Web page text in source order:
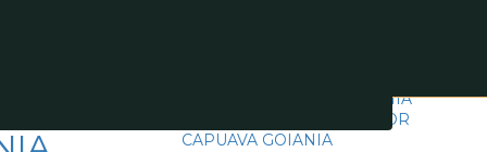
JARDIM PLANALTO GOIANIA
FABRICA DE MOVEIS SETOR
CAPUAVA GOIANIA